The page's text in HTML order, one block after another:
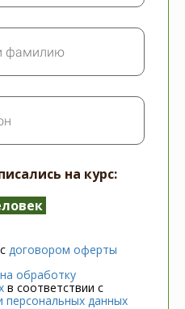
на курс:
договором оферты
обработку
в соответствии с
персональных данных